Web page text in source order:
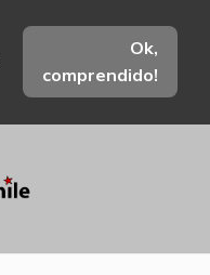
Ok,
comprendido!